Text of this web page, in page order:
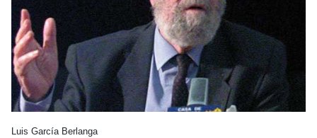
Luis García Berlanga